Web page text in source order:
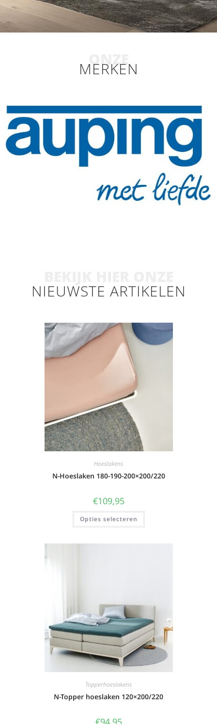
ONZE
MERKEN
NIEUWSTE ARTIKELEN
Hoeslakens
N-Hoeslaken 180-190-200×200/220
€109,95
Opties selecteren
Topperhoeslakens
N-Topper hoeslaken 120×200/220
€94,95